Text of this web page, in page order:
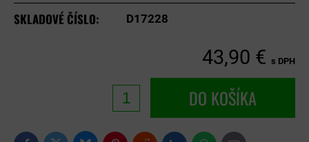
SKLADOVÉ ČÍSLO: D17228
43,90 € s DPH
DO KOŠÍKA